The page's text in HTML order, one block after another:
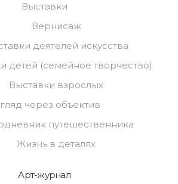
Выставки
Вернисаж
деятелей искусства
детей (семейное творчество)
Выставки взрослых
через объектив
путешественника
Жизнь в деталях
Арт-журнал